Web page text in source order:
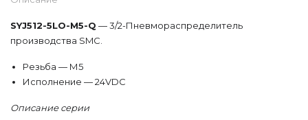
SYJ512-5LO-M5-Q — 3/2-Пневмораспределитель
производства SMC.
Резьба — М5
Исполнение — 24VDC
Описание серии